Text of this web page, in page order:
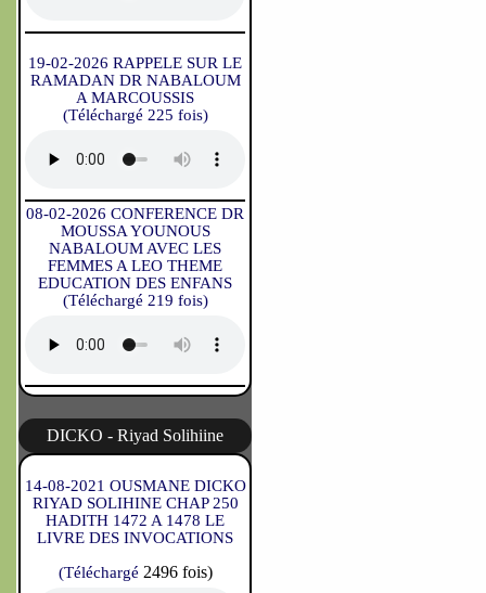
19-02-2026 RAPPELE SUR LE
RAMADAN DR NABALOUM
A MARCOUSSIS
(Téléchargé 225 fois)
08-02-2026 CONFERENCE DR
MOUSSA YOUNOUS
NABALOUM AVEC LES
FEMMES A LEO THEME
EDUCATION DES ENFANS
(Téléchargé 219 fois)
DICKO - Riyad Solihiine
14-08-2021 OUSMANE DICKO
RIYAD SOLIHINE CHAP 250
HADITH 1472 A 1478 LE
LIVRE DES INVOCATIONS
(Téléchargé 2496 fois)